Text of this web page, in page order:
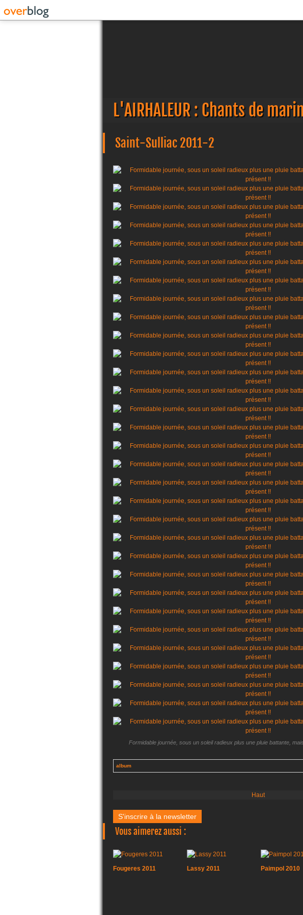
L'AIRHALEUR : Chants de
Saint-Sulliac 2011-2
Formidable journée, sous un soleil radieux plus une pluie battante,
album
Haut
S'inscrire à la newsletter
Vous aimerez aussi :
Fougeres 2011 Lassy 2011 Paimpol 2010